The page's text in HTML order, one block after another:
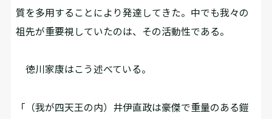
質を多用することにより発達してきた。中でも我々の
祖先が重要視していたのは、その活動性である。
徳川家康はこう述べている。
「（我が四天王の内）井伊直政は豪傑で重量のある鎧